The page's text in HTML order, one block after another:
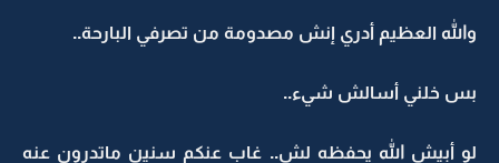
والله العظيم أدري إنش مصدومة من تصرفي البارحة..
بس خلني أسالش شيء..
لو أبيش الله يحفظه لش.. غاب عنكم سنين ماتدرون عنه